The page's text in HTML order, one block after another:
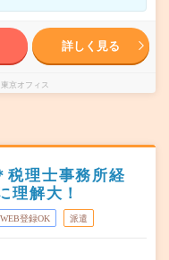
詳しく見る
京オフィス
税理士事務所経
理解大！
WEB登録OK 派遣